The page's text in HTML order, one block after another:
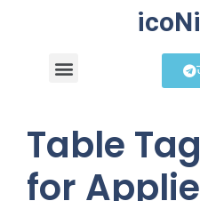
Table
for